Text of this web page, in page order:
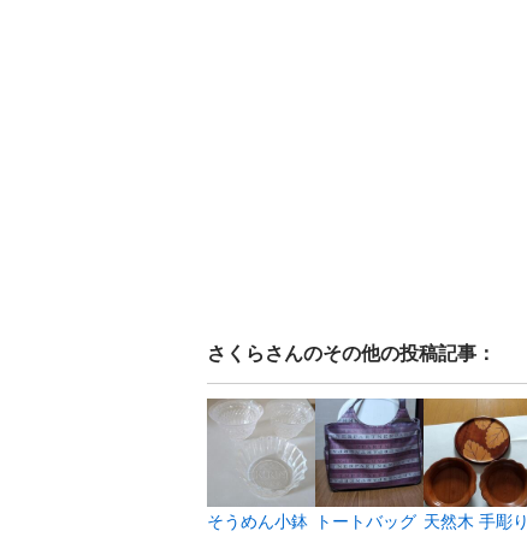
さくら さんのその他の投稿記事：
そうめん小鉢
トートバッグ 天然木 手彫り